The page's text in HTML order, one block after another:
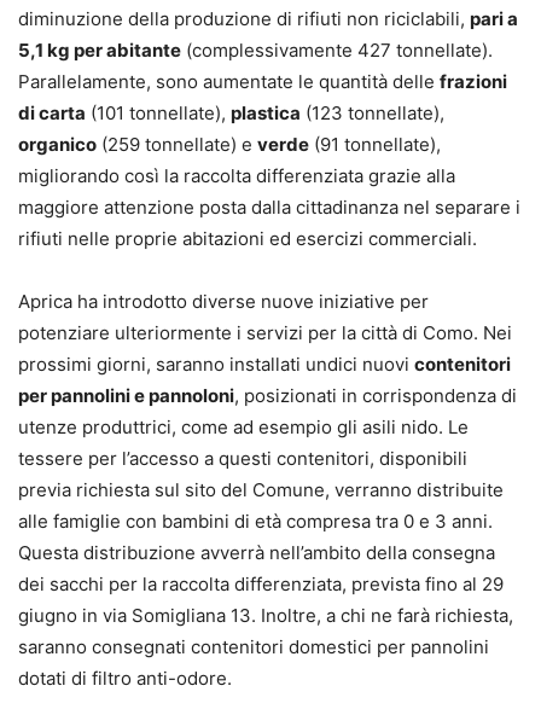
diminuzione della produzione di rifiuti non riciclabili, pari a
5,1 kg per abitante (complessivamente 427 tonnellate).
Parallelamente, sono aumentate le quantità delle frazioni
di carta (101 tonnellate), plastica (123 tonnellate),
organico (259 tonnellate) e verde (91 tonnellate),
migliorando così la raccolta differenziata grazie alla
maggiore attenzione posta dalla cittadinanza nel separare i
rifiuti nelle proprie abitazioni ed esercizi commerciali.
Aprica ha introdotto diverse nuove iniziative per
potenziare ulteriormente i servizi per la città di Como. Nei
prossimi giorni, saranno installati undici nuovi contenitori
per pannolini e pannoloni, posizionati in corrispondenza di
utenze produttrici, come ad esempio gli asili nido. Le
tessere per l’accesso a questi contenitori, disponibili
previa richiesta sul sito del Comune, verranno distribuite
alle famiglie con bambini di età compresa tra 0 e 3 anni.
Questa distribuzione avverrà nell’ambito della consegna
dei sacchi per la raccolta differenziata, prevista fino al 29
giugno in via Somigliana 13. Inoltre, a chi ne farà richiesta,
saranno consegnati contenitori domestici per pannolini
dotati di filtro anti-odore.